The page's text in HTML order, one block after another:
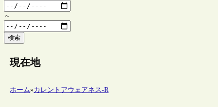
～
検索
現在地
ホーム»カレントアウェアネス-R